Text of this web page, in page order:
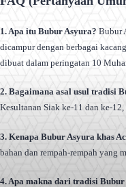
1. Apa itu Bubur Asyura? Bubur
dicampur dengan berbagai
dibuat dalam peringatan 10
2. Bagaimana asal usul tradisi
Kesultanan Siak ke-11 dan ke-
3. Kenapa Bubur Asyura khas
bahan dan rempah-rempah yang
4. Apa makna dari tradisi Bubur